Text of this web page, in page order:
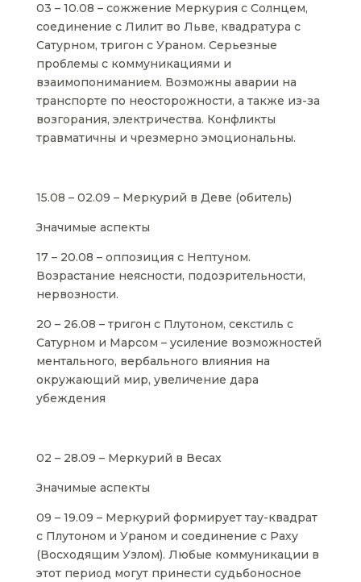
03 – 10.08 – сожжение Меркурия с Солнцем,
соединение с Лилит во Льве, квадратура с
Сатурном, тригон с Ураном. Серьезные
проблемы с коммуникациями и
взаимопониманием. Возможны аварии на
транспорте по неосторожности, а также из-за
возгорания, электричества. Конфликты
травматичны и чрезмерно эмоциональны.
15.08 – 02.09 – Меркурий в Деве (обитель)
Значимые аспекты
17 – 20.08 – оппозиция с Нептуном.
Возрастание неясности, подозрительности,
нервозности.
20 – 26.08 – тригон с Плутоном, секстиль с
Сатурном и Марсом – усиление возможностей
ментального, вербального влияния на
окружающий мир, увеличение дара
убеждения
02 – 28.09 – Меркурий в Весах
Значимые аспекты
09 – 19.09 – Меркурий формирует тау-квадрат
с Плутоном и Ураном и соединение с Раху
(Восходящим Узлом). Любые коммуникации в
этот период могут принести судьбоносное